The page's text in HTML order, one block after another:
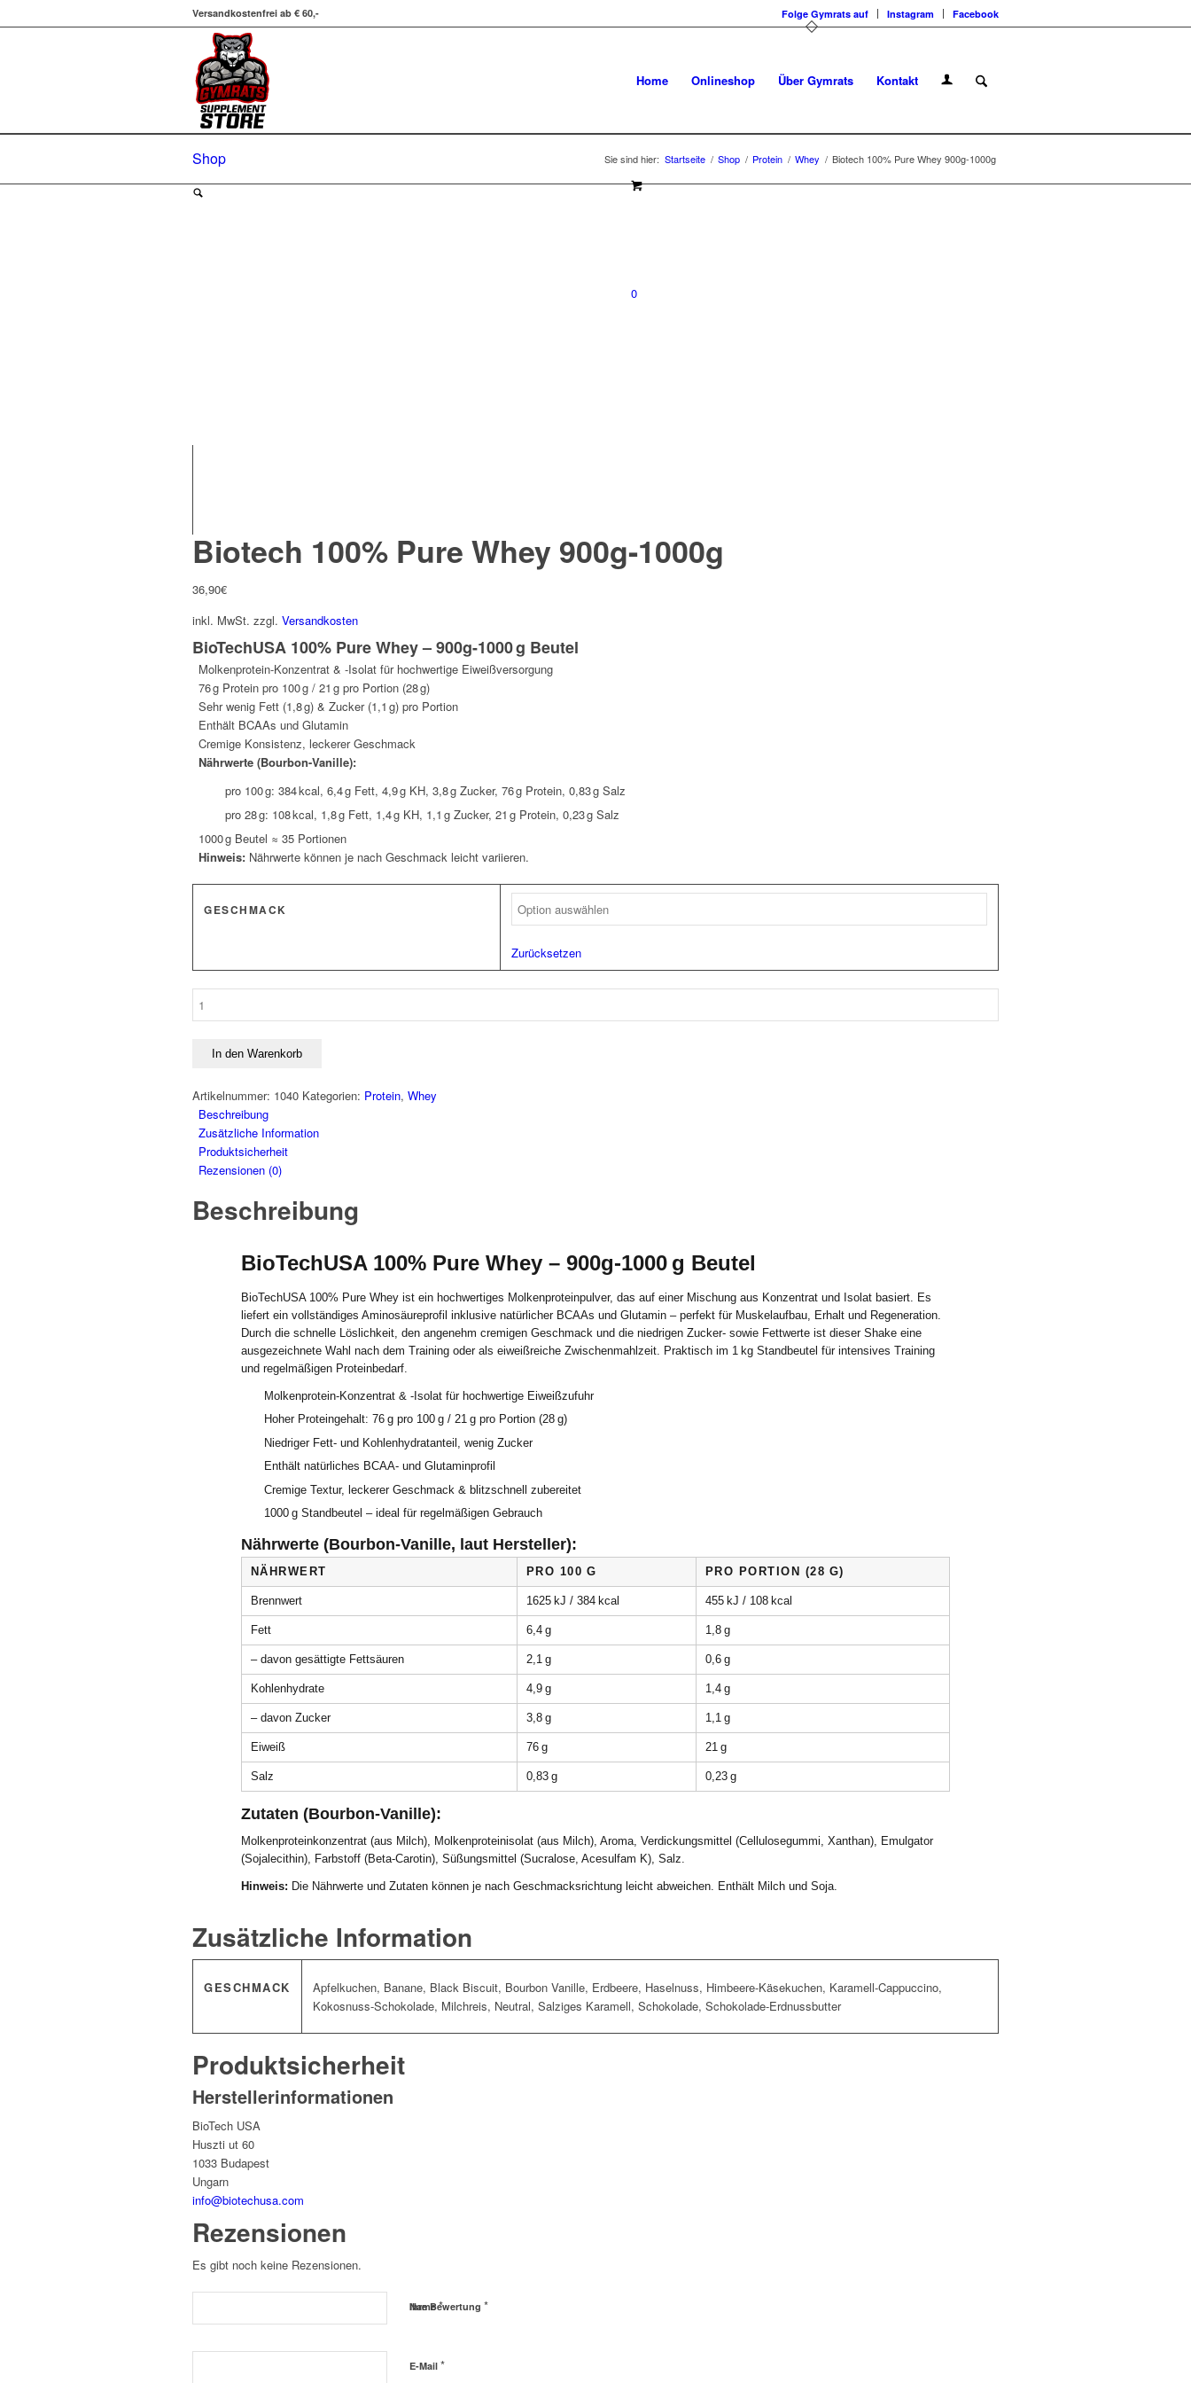
Folge Gymrats auf Instagram Facebook
Versandkostenfrei ab € 60,-
Home Onlineshop Über Gymrats Kontakt
0
Shop Sie sind hier: Startseite / Shop / Protein / Whey / Biotech 100% Pure Whey 900g-1000g
Biotech 100% Pure Whey 900g-1000g
36,90€
inkl. MwSt. zzgl. Versandkosten
BioTechUSA 100% Pure Whey – 900g-1000 g Beutel
Molkenprotein-Konzentrat & -Isolat für hochwertige Eiweißversorgung
76 g Protein pro 100 g / 21 g pro Portion (28 g)
Sehr wenig Fett (1,8 g) & Zucker (1,1 g) pro Portion
Enthält BCAAs und Glutamin
Cremige Konsistenz, leckerer Geschmack
Nährwerte (Bourbon-Vanille):
pro 100 g: 384 kcal, 6,4 g Fett, 4,9 g KH, 3,8 g Zucker, 76 g Protein, 0,83 g Salz
pro 28 g: 108 kcal, 1,8 g Fett, 1,4 g KH, 1,1 g Zucker, 21 g Protein, 0,23 g Salz
1000 g Beutel ≈ 35 Portionen
Hinweis: Nährwerte können je nach Geschmack leicht variieren.
GESCHMACK
Zurücksetzen
Whey
1000g
Menge
In den Warenkorb
Artikelnummer: 1040 Kategorien: Protein, Whey
Beschreibung
Zusätzliche Information
Produktsicherheit
Rezensionen (0)
Beschreibung
BioTechUSA 100% Pure Whey – 900g-1000 g Beutel
BioTechUSA 100% Pure Whey ist ein hochwertiges Molkenproteinpulver, das auf einer Mischung aus Konzentrat und Isolat basiert. Es
liefert ein vollständiges Aminosäureprofil inklusive natürlicher BCAAs und Glutamin – perfekt für Muskelaufbau, Erhalt und Regeneration.
Durch die schnelle Löslichkeit, den angenehm cremigen Geschmack und die niedrigen Zucker- sowie Fettwerte ist dieser Shake eine
ausgezeichnete Wahl nach dem Training oder als eiweißreiche Zwischenmahlzeit. Praktisch im 1 kg Standbeutel für intensives Training
und regelmäßigen Proteinbedarf.
Molkenprotein-Konzentrat & -Isolat für hochwertige Eiweißzufuhr
Hoher Proteingehalt: 76 g pro 100 g / 21 g pro Portion (28 g)
Niedriger Fett- und Kohlenhydratanteil, wenig Zucker
Enthält natürliches BCAA- und Glutaminprofil
Cremige Textur, leckerer Geschmack & blitzschnell zubereitet
1000 g Standbeutel – ideal für regelmäßigen Gebrauch
Nährwerte (Bourbon-Vanille, laut Hersteller):
NÄHRWERT PRO 100 G PRO PORTION (28 G)
Brennwert 1625 kJ / 384 kcal 455 kJ / 108 kcal
Fett 6,4 g 1,8 g
– davon gesättigte Fettsäuren 2,1 g 0,6 g
Kohlenhydrate 4,9 g 1,4 g
– davon Zucker 3,8 g 1,1 g
Eiweiß 76 g 21 g
Salz 0,83 g 0,23 g
Zutaten (Bourbon-Vanille):
Molkenproteinkonzentrat (aus Milch), Molkenproteinisolat (aus Milch), Aroma, Verdickungsmittel (Cellulosegummi, Xanthan), Emulgator
(Sojalecithin), Farbstoff (Beta-Carotin), Süßungsmittel (Sucralose, Acesulfam K), Salz.
Hinweis: Die Nährwerte und Zutaten können je nach Geschmacksrichtung leicht abweichen. Enthält Milch und Soja.
Zusätzliche Information
GESCHMACK
Apfelkuchen, Banane, Black Biscuit, Bourbon Vanille, Erdbeere, Haselnuss, Himbeere-Käsekuchen, Karamell-Cappuccino,
Kokosnuss-Schokolade, Milchreis, Neutral, Salziges Karamell, Schokolade, Schokolade-Erdnussbutter
Produktsicherheit
Herstellerinformationen
BioTech USA
Huszti ut 60
1033 Budapest
Ungarn
info@biotechusa.com
Rezensionen
Es gibt noch keine Rezensionen.
Name*
E-Mail *
Ihre Bewertung *